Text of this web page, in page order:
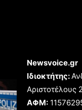
Newsvoice.gr
Ιδιοκτήτης:
Αριστοτέλους
ΑΦΜ: